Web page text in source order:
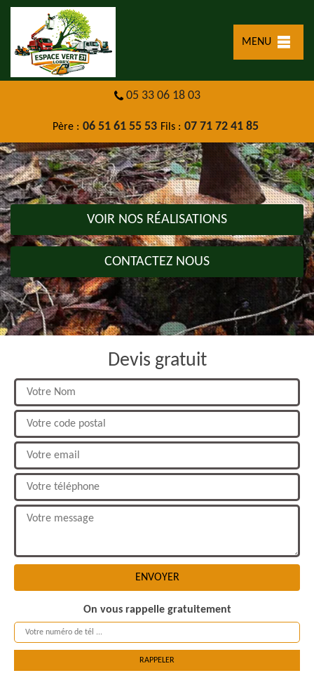
MENU
05 33 06 18 03
Père : 06 51 61 55 53 Fils : 07 71 72 41 85
VOIR NOS RÉALISATIONS
CONTACTEZ NOUS
Devis gratuit
On vous rappelle gratuitement